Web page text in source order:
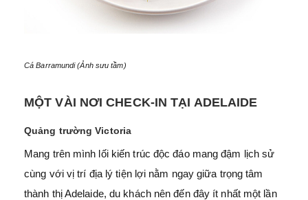
Cá Barramundi (Ảnh sưu tầm)
MỘT VÀI NƠI CHECK-IN TẠI ADELAIDE
Quảng trường Victoria
Mang trên mình lối kiến trúc độc đáo mang đậm lịch sử
cùng với vị trí địa lý tiện lợi nằm ngay giữa trọng tâm
thành thị Adelaide, du khách nên đến đây ít nhất một lần